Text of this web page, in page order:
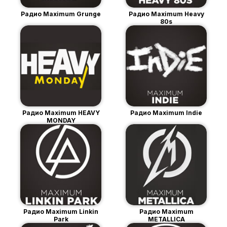
Радио Maximum Grunge
Радио Maximum Heavy
80s
Радио Maximum HEAVY
MONDAY
Радио Maximum Indie
Радио Maximum Linkin
Park
Радио Maximum
METALLICA